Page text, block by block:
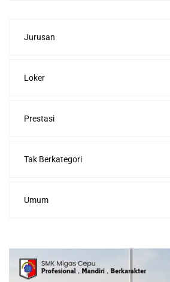
Jurusan
Loker
Prestasi
Tak Berkategori
Umum